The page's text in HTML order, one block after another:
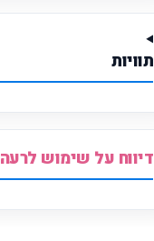
תוויות
דיווח על שימוש לרעה